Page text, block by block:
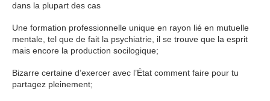
dans la plupart des cas
Une formation professionnelle unique en rayon lié en mutuelle
mentale, tel que de fait la psychiatrie, il se trouve que la esprit
mais encore la production socilogique;
Bizarre certaine d’exercer avec l’État comment faire pour tu
partagez pleinement;